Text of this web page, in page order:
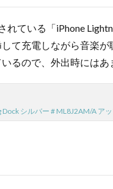
れている「iPhone
て充電しながら音楽
るので、外出時にはあ
シルバー # ML8J2AM/A ア